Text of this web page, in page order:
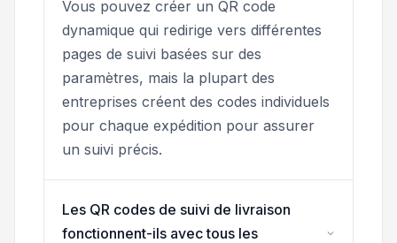
Vous pouvez créer un QR code
dynamique qui redirige vers différentes
pages de suivi basées sur des
paramètres, mais la plupart des
entreprises créent des codes individuels
pour chaque expédition pour assurer
un suivi précis.
Les QR codes de suivi de livraison
fonctionnent-ils avec tous les